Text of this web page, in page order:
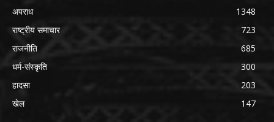
अपराध
1348
राष्ट्रीय समाचार
723
राजनीति
685
धर्म-संस्कृति
300
हादसा
203
खेल
147